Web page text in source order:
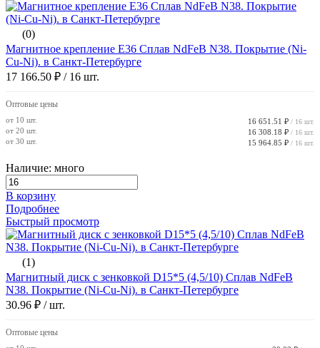
(0)
Магнитное крепление E36 Сплав NdFeB N38. Покрытие (Ni-
Cu-Ni). в Санкт-Петербурге
17 166.50 ₽ / 16 шт.
Оптовые цены
от 10 шт. 16 651.51 ₽ / 16 шт.
от 20 шт. 16 308.18 ₽ / 16 шт.
от 30 шт. 15 964.85 ₽ / 16 шт.
Наличие: много
В корзину
Подробнее
Быстрый просмотр
(1)
Магнитный диск с зенковкой D15*5 (4,5/10) Сплав NdFeB
N38. Покрытие (Ni-Cu-Ni). в Санкт-Петербурге
30.96 ₽ / шт.
Оптовые цены